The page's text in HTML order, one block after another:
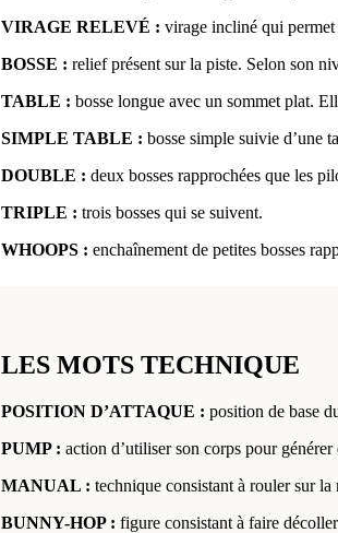
VIRAGE RELEVÉ : virage incliné qui permet
BOSSE : relief présent sur la piste. Selon son
TABLE : bosse longue avec un sommet plat.
SIMPLE TABLE : bosse simple suivie d’une
DOUBLE : deux bosses rapprochées que les
TRIPLE : trois bosses qui se suivent.
WHOOPS : enchaînement de petites bosses
LES MOTS TECHNIQUE
POSITION D’ATTAQUE : position de base
PUMP : action d’utiliser son corps pour générer
MANUAL : technique consistant à rouler sur la
BUNNY-HOP : figure consistant à faire